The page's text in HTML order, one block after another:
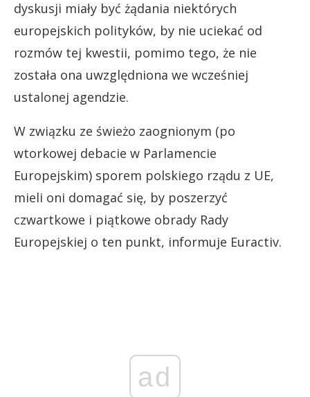
dyskusji miały być żądania niektórych
europejskich polityków, by nie uciekać od
rozmów tej kwestii, pomimo tego, że nie
została ona uwzględniona we wcześniej
ustalonej agendzie.
W związku ze świeżo zaognionym (po
wtorkowej debacie w Parlamencie
Europejskim) sporem polskiego rządu z UE,
mieli oni domagać się, by poszerzyć
czwartkowe i piątkowe obrady Rady
Europejskiej o ten punkt, informuje Euractiv.
ad